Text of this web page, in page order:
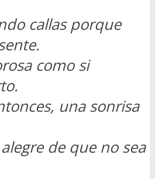
callas porque
como si
una sonrisa
de que no sea